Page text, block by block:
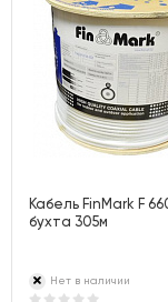
Кабель FinMark F
бухта 305м
Нет в наличии